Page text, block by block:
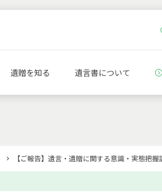
遺贈を知る 遺言書について
【ご報告】遺言・遺贈に関する意識・実態把握